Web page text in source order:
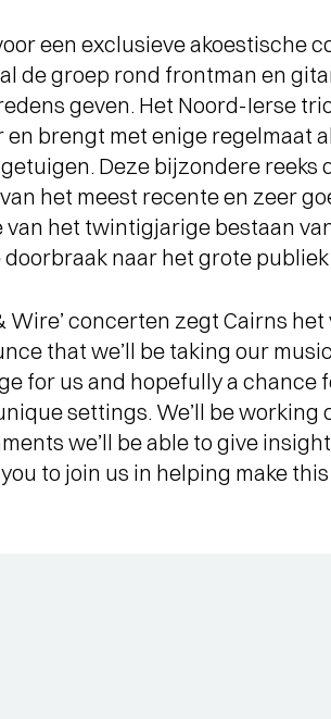
een exclusieve akoestische
de groep rond frontman en
geven. Het Noord-Ierse
en brengt met enige regelmaat
Deze bijzondere
het meest recente en zeer
van het twintigjarige bestaan
doorbraak naar het grote
Wire’ concerten zegt Cairns
that we’ll be taking our
for us and hopefully a chance
settings. We’ll be
we’ll be able to give
you to join us in helping make